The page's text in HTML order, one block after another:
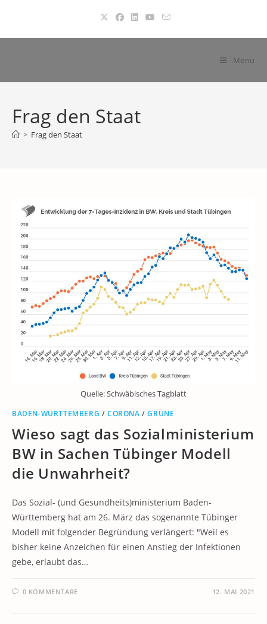
springen
Menü
Frag den Staat
> Frag den Staat
Quelle: Schwäbisches Tagblatt
BADEN-WÜRTTEMBERG /CORONA /GRÜNE
Wieso sagt das Sozialministerium
BW in Sachen Tübinger Modell
die Unwahrheit?
Das Sozial- (und Gesundheits)ministerium Baden-
Württemberg hat am 26. März das sogenannte Tübinger
Modell mit folgender Begründung verlängert: "Weil es
bisher keine Anzeichen für einen Anstieg der Infektionen
gebe, erlaubt das…
0 KOMMENTARE 12. MAI 2021